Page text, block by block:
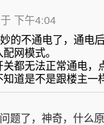
下午4:04
的不通电了，通电
网模式。
都无法正常通电，
知道是不是跟楼主一
题了，神奇，什么